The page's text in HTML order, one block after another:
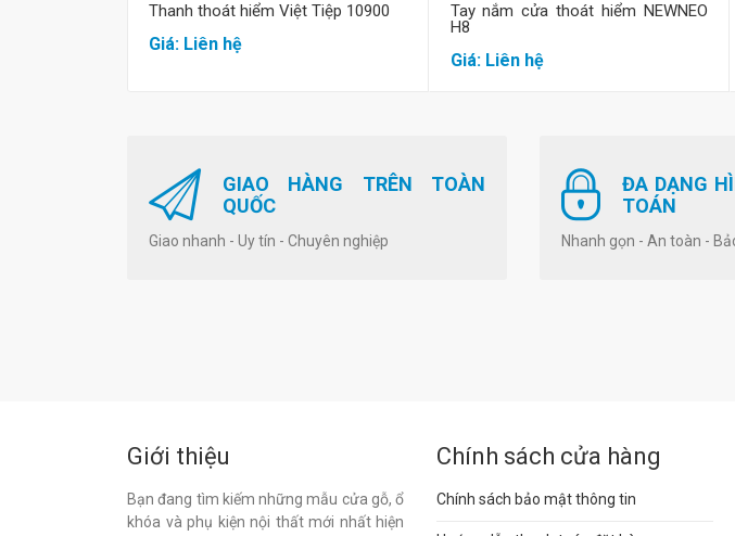
Thanh thoát hiểm Việt Tiệp 10900
Giá: Liên hệ
Tay nắm cửa thoát hiểm NEWNEO
H8
Giá: Liên hệ
GIAO HÀNG TRÊN TOÀN
QUỐC
Giao nhanh - Uy tín - Chuyên nghiệp
ĐA DẠNG
TOÁN
Nhanh gọn - An toàn -
Giới thiệu
Bạn đang tìm kiếm những mẫu cửa gỗ, ổ
khóa và phụ kiện nội thất mới nhất hiện
Chính sách cửa hàng
Chính sách bảo mật thông tin